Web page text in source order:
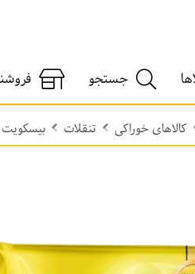
جستجو
کالاهای خوراکی تنقلات